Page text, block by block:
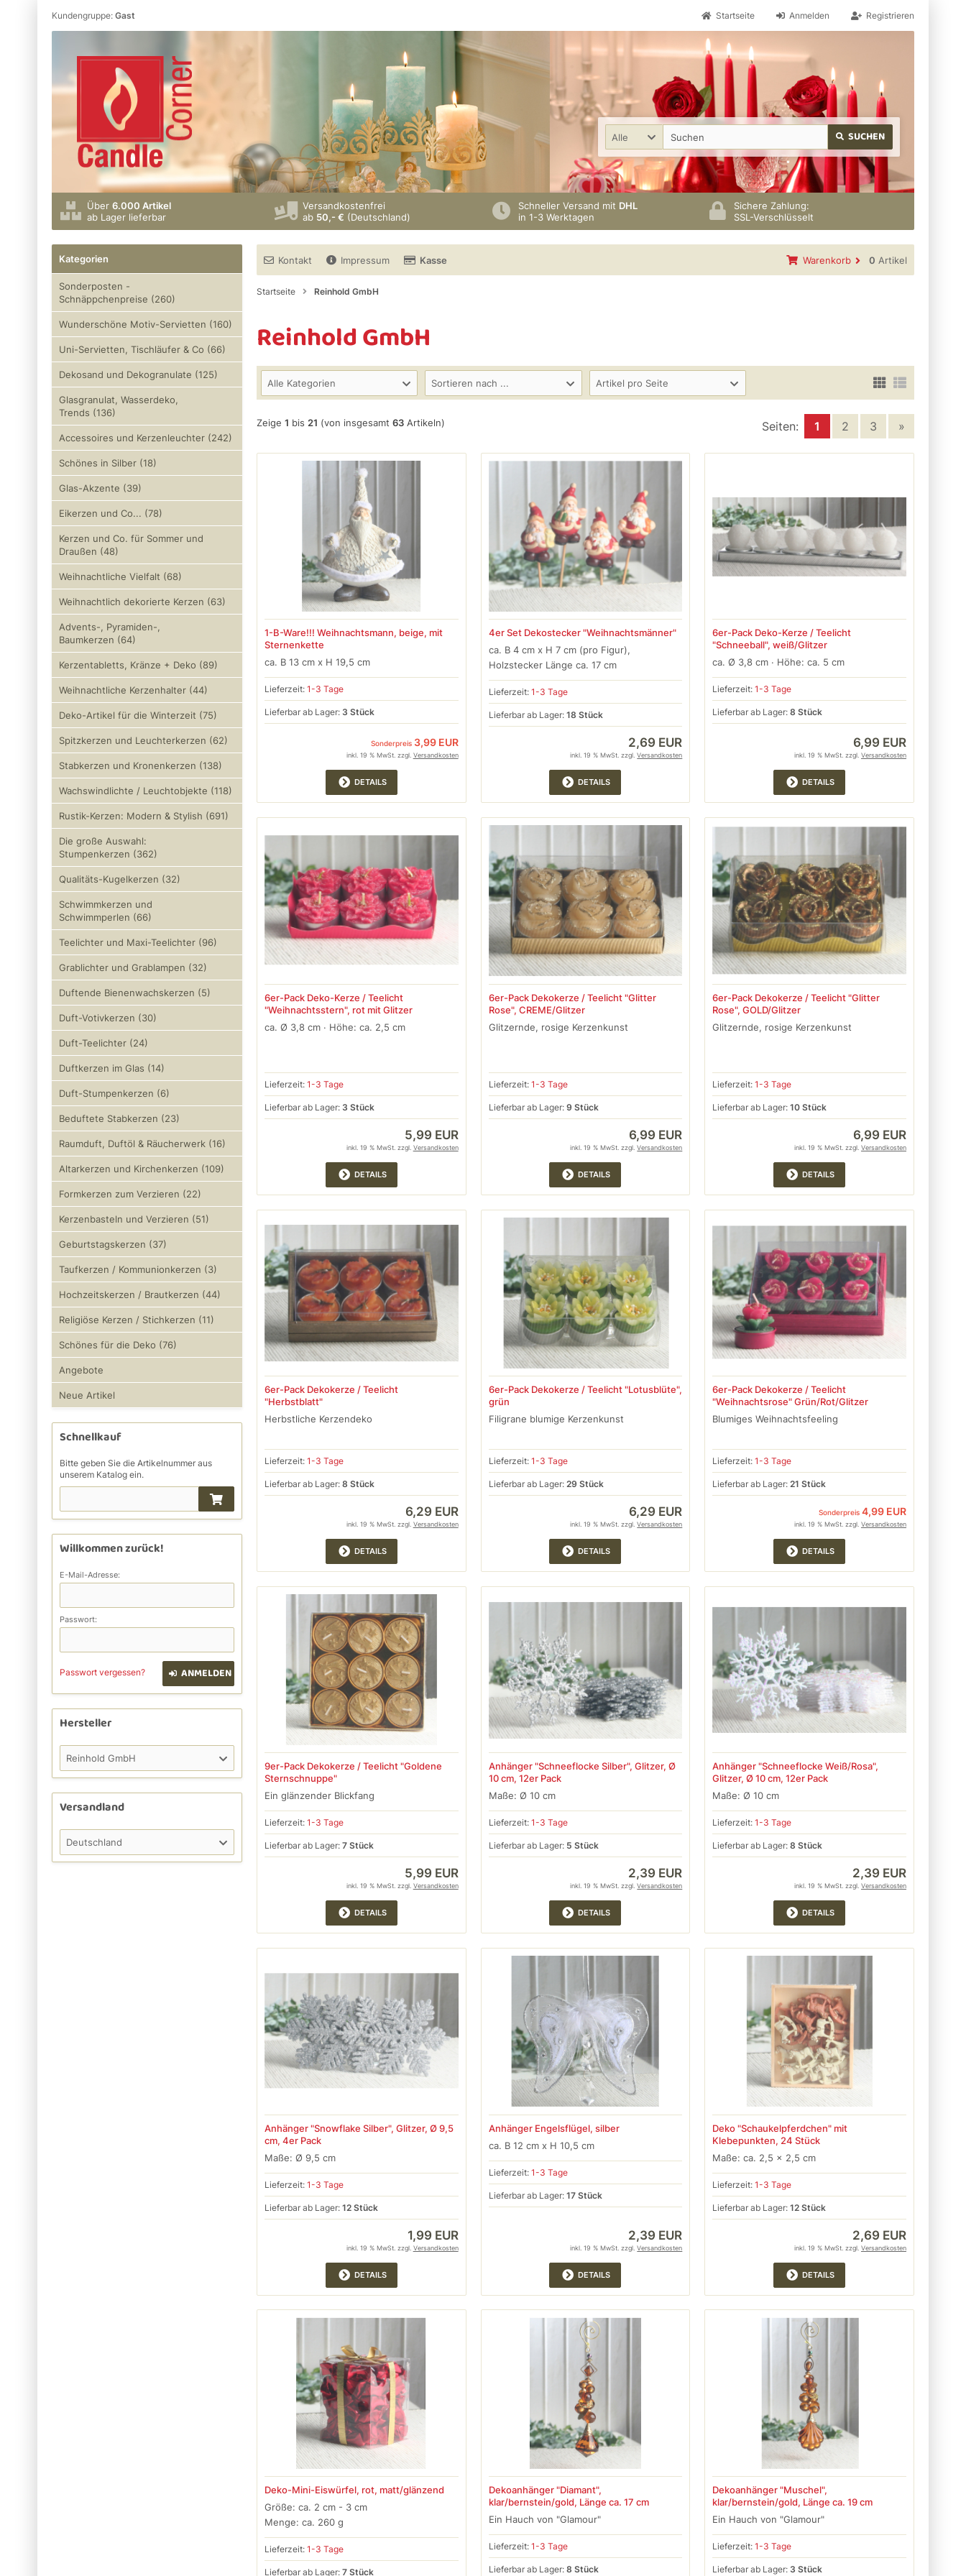
Kundengruppe: Gast Registrieren
Anmelden
Startseite
Alle SUCHEN
Über 6.000 Artikel
ab Lager lieferbar
Versandkostenfrei
ab 50,- € (Deutschland)
Schneller Versand mit DHL
in 1-3 Werktagen
Sichere Zahlung:
SSL-Verschlüsselt
Kontakt Impressum Kasse Warenkorb 0 Artikel
Startseite Reinhold GmbH
Reinhold GmbH
Alle Kategorien Sortieren nach ... Artikel pro Seite
Zeige 1 bis 21 (von insgesamt 63 Artikeln) Seiten: 1 2 3 »
1-B-Ware!!! Weihnachtsmann, beige, mit
Sternenkette
ca. B 13 cm x H 19,5 cm
Lieferzeit: 1-3 Tage
Lieferbar ab Lager: 3 Stück
Sonderpreis 3,99 EUR
inkl. 19 % MwSt. zzgl. Versandkosten
DETAILS
4er Set Dekostecker "Weihnachtsmänner"
ca. B 4 cm x H 7 cm (pro Figur),
Holzstecker Länge ca. 17 cm
Lieferzeit: 1-3 Tage
Lieferbar ab Lager: 18 Stück
2,69 EUR
inkl. 19 % MwSt. zzgl.Versandkosten
DETAILS
6er-Pack Deko-Kerze / Teelicht
"Schneeball", weiß/Glitzer
ca. Ø 3,8 cm · Höhe: ca. 5 cm
Lieferzeit:1-3 Tage
Lieferbar ab Lager:8 Stück
6,99 EUR
inkl. 19 % MwSt. zzgl. Versandkosten
DETAILS
6er-Pack Deko-Kerze / Teelicht
"Weihnachtsstern", rot mit Glitzer
ca. Ø 3,8 cm · Höhe: ca. 2,5 cm
Lieferzeit: 1-3 Tage
Lieferbar ab Lager: 3 Stück
5,99 EUR
inkl. 19 % MwSt. zzgl. Versandkosten
DETAILS
6er-Pack Dekokerze / Teelicht "Glitter
Rose", CREME/Glitzer
Glitzernde, rosige Kerzenkunst
Lieferzeit: 1-3 Tage
Lieferbar ab Lager: 9 Stück
6,99 EUR
inkl. 19 % MwSt. zzgl.Versandkosten
DETAILS
6er-Pack Dekokerze / Teelicht "Glitter
Rose", GOLD/Glitzer
Glitzernde, rosige Kerzenkunst
Lieferzeit:1-3 Tage
Lieferbar ab Lager:10 Stück
6,99 EUR
inkl. 19 % MwSt. zzgl. Versandkosten
DETAILS
6er-Pack Dekokerze / Teelicht
"Herbstblatt"
Herbstliche Kerzendeko
Lieferzeit: 1-3 Tage
Lieferbar ab Lager: 8 Stück
6,29 EUR
inkl. 19 % MwSt. zzgl. Versandkosten
DETAILS
6er-Pack Dekokerze / Teelicht "Lotusblüte",
grün
Filigrane blumige Kerzenkunst
Lieferzeit: 1-3 Tage
Lieferbar ab Lager: 29 Stück
6,29 EUR
inkl. 19 % MwSt. zzgl.Versandkosten
DETAILS
6er-Pack Dekokerze / Teelicht
"Weihnachtsrose" Grün/Rot/Glitzer
Blumiges Weihnachtsfeeling
Lieferzeit:1-3 Tage
Lieferbar ab Lager:21 Stück
Sonderpreis 4,99 EUR
inkl. 19 % MwSt. zzgl. Versandkosten
DETAILS
9er-Pack Dekokerze / Teelicht "Goldene
Sternschnuppe"
Ein glänzender Blickfang
Lieferzeit: 1-3 Tage
Lieferbar ab Lager: 7 Stück
5,99 EUR
inkl. 19 % MwSt. zzgl. Versandkosten
DETAILS
Anhänger "Schneeflocke Silber", Glitzer, Ø
10 cm, 12er Pack
Maße: Ø 10 cm
Lieferzeit: 1-3 Tage
Lieferbar ab Lager: 5 Stück
2,39 EUR
inkl. 19 % MwSt. zzgl.Versandkosten
DETAILS
Anhänger "Schneeflocke Weiß/Rosa",
Glitzer, Ø 10 cm, 12er Pack
Maße: Ø 10 cm
Lieferzeit:1-3 Tage
Lieferbar ab Lager:8 Stück
2,39 EUR
inkl. 19 % MwSt. zzgl. Versandkosten
DETAILS
Anhänger "Snowflake Silber", Glitzer, Ø 9,5
cm, 4er Pack
Maße: Ø 9,5 cm
Lieferzeit: 1-3 Tage
Lieferbar ab Lager: 12 Stück
1,99 EUR
inkl. 19 % MwSt. zzgl. Versandkosten
DETAILS
Anhänger Engelsflügel, silber
ca. B 12 cm x H 10,5 cm
Lieferzeit: 1-3 Tage
Lieferbar ab Lager: 17 Stück
2,39 EUR
inkl. 19 % MwSt. zzgl.Versandkosten
DETAILS
Deko "Schaukelpferdchen" mit
Klebepunkten, 24 Stück
Maße: ca. 2,5 x 2,5 cm
Lieferzeit:1-3 Tage
Lieferbar ab Lager:12 Stück
2,69 EUR
inkl. 19 % MwSt. zzgl. Versandkosten
DETAILS
Deko-Mini-Eiswürfel, rot, matt/glänzend
Größe: ca. 2 cm - 3 cm
Menge: ca. 260 g
Lieferzeit: 1-3 Tage
Lieferbar ab Lager: 7 Stück
Dekoanhänger "Diamant",
klar/bernstein/gold, Länge ca. 17 cm
Ein Hauch von "Glamour"
Lieferzeit: 1-3 Tage
Lieferbar ab Lager: 8 Stück
Dekoanhänger "Muschel",
klar/bernstein/gold, Länge ca. 19 cm
Ein Hauch von "Glamour"
Lieferzeit:1-3 Tage
Lieferbar ab Lager: 3 Stück
Kategorien
Sonderposten -
Schnäppchenpreise (260)
Wunderschöne Motiv-Servietten (160)
Uni-Servietten, Tischläufer & Co (66)
Dekosand und Dekogranulate (125)
Glasgranulat, Wasserdeko,
Trends (136)
Accessoires und Kerzenleuchter (242)
Schönes in Silber (18)
Glas-Akzente (39)
Eikerzen und Co... (78)
Kerzen und Co. für Sommer und
Draußen (48)
Weihnachtliche Vielfalt (68)
Weihnachtlich dekorierte Kerzen (63)
Advents-, Pyramiden-,
Baumkerzen (64)
Kerzentabletts, Kränze + Deko (89)
Weihnachtliche Kerzenhalter (44)
Deko-Artikel für die Winterzeit (75)
Spitzkerzen und Leuchterkerzen (62)
Stabkerzen und Kronenkerzen (138)
Wachswindlichte / Leuchtobjekte (118)
Rustik-Kerzen: Modern & Stylish (691)
Die große Auswahl:
Stumpenkerzen (362)
Qualitäts-Kugelkerzen (32)
Schwimmkerzen und
Schwimmperlen (66)
Teelichter und Maxi-Teelichter (96)
Grablichter und Grablampen (32)
Duftende Bienenwachskerzen (5)
Duft-Votivkerzen (30)
Duft-Teelichter (24)
Duftkerzen im Glas (14)
Duft-Stumpenkerzen (6)
Beduftete Stabkerzen (23)
Raumduft, Duftöl & Räucherwerk (16)
Altarkerzen und Kirchenkerzen (109)
Formkerzen zum Verzieren (22)
Kerzenbasteln und Verzieren (51)
Geburtstagskerzen (37)
Taufkerzen / Kommunionkerzen (3)
Hochzeitskerzen / Brautkerzen (44)
Religiöse Kerzen / Stichkerzen (11)
Schönes für die Deko (76)
Angebote
Neue Artikel
Schnellkauf
Bitte geben Sie die Artikelnummer aus
unserem Katalog ein.
Willkommen zurück!
E-Mail-Adresse:
Passwort:
Passwort vergessen? ANMELDEN
Hersteller
Reinhold GmbH
Versandland
Deutschland